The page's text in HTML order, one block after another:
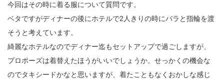
今回はその時に着る服について質問です。
ベタですがディナーの後にホテルで2人きりの時にバラと指輪を渡
そうと考えています。
綺麗なホテルなのでディナー迄もセットアップで過ごしますが、
プロポーズは着替えたほうがいいでしょうか。せっかくの機会な
のでタキシードかなと思いますが、着たこともなくおかしな感じ